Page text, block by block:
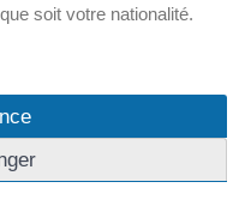
soit votre nationalité.